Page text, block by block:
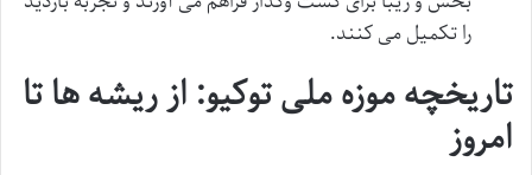
را تکمیل می کنند.
تاریخچه موزه ملی توکیو: از ریشه ها تا
امروز